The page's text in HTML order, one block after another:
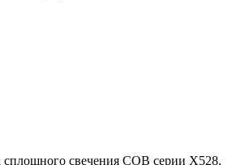
сплошного свечения COB серии X528.